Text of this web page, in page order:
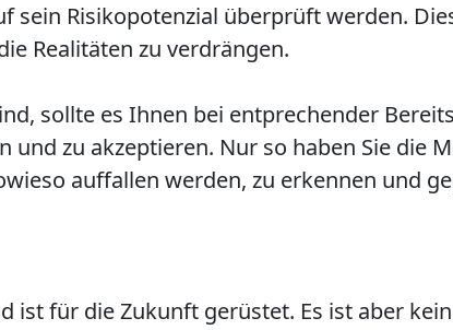
sein Risikopotenzial überprüft werden.
Realitäten zu verdrängen.
sollte es Ihnen bei entprechender
zu akzeptieren. Nur so haben Sie die
auffallen werden, zu erkennen und
für die Zukunft gerüstet. Es ist aber